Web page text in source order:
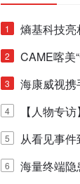
1
熵基科技
脑机技术
2
CAME喀美
能培训正式
3
海康威视
里绿波网
4
【人物专
宁解码安
5
从看见事件
E IQ 3.20
6
海量终端